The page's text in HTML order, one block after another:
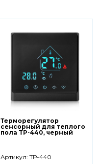
Терморегулятор
сенсорный для теплого
пола TР-440, черный
Артикул: TР-440